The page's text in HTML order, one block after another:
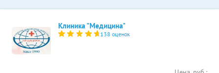
Клиника "Медицина"
138 оценок